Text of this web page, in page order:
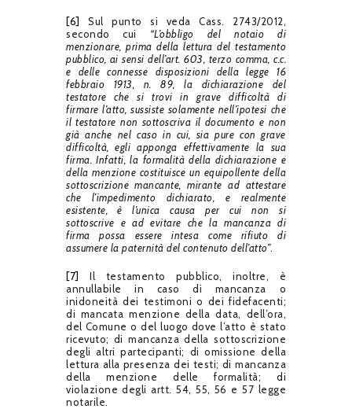
[6]
Sul punto si veda Cass. 2743/2012,
secondo cui “L’obbligo del notaio di
menzionare, prima della lettura del testamento
pubblico, ai sensi dell’art. 603, terzo comma, c.c.
e delle connesse disposizioni della legge 16
febbraio 1913, n. 89, la dichiarazione del
testatore che si trovi in grave difficoltà di
firmare l’atto, sussiste solamente nell’ipotesi che
il testatore non sottoscriva il documento e non
già anche nel caso in cui, sia pure con grave
difficoltà, egli apponga effettivamente la sua
firma. Infatti, la formalità della dichiarazione e
della menzione costituisce un equipollente della
sottoscrizione mancante, mirante ad attestare
che l’impedimento dichiarato, e realmente
esistente, è l’unica causa per cui non si
sottoscrive e ad evitare che la mancanza di
firma possa essere intesa come rifiuto di
assumere la paternità del contenuto dell’atto”.
[7]
Il testamento pubblico, inoltre, è
annullabile in caso di mancanza o
inidoneità dei testimoni o dei fidefacenti;
di mancata menzione della data, dell’ora,
del Comune o del luogo dove l’atto è stato
ricevuto; di mancanza della sottoscrizione
degli altri partecipanti; di omissione della
lettura alla presenza dei testi; di mancanza
della menzione delle formalità; di
violazione degli artt. 54, 55, 56 e 57 legge
notarile.